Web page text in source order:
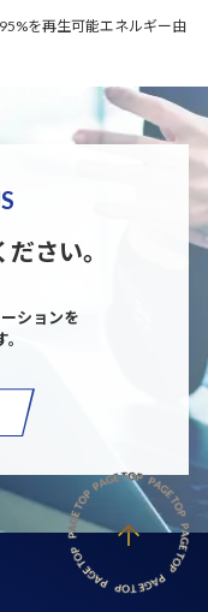
を再生可能エネルギー由
さい。
ションを